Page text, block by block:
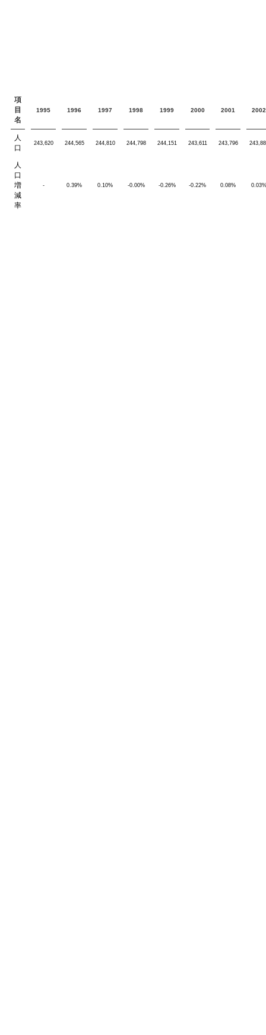
項
目
名
1995 1996 1997 1998 1999 2000 2001 2002
人
口
243,620 244,565 244,810 244,798 244,151 243,611 243,796
人
口
増
減
率
- 0.39% 0.10% -0.00% -0.26% -0.22% 0.08% 0.03%